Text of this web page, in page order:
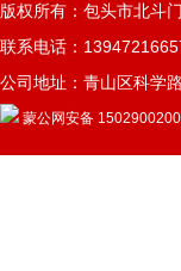
版权所有：包头市北斗
联系电话：
公司地址：青山区科学
蒙公网安备